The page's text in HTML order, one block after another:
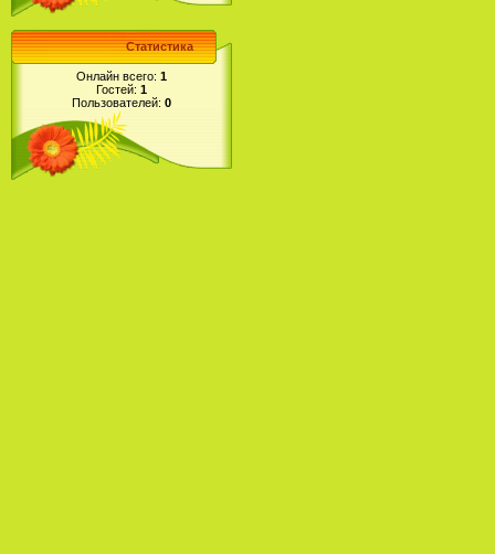
Статистика
Онлайн всего: 1
Гостей: 1
Пользователей: 0